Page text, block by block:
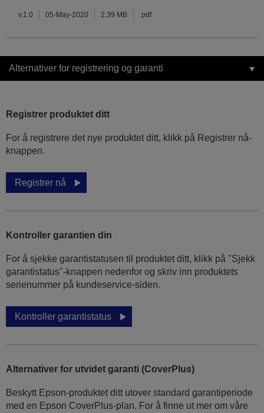
v.1.0 05-May-2020 2.39 MB .pdf
Alternativer for registrering og garanti
Registrer produktet ditt
For å registrere det nye produktet ditt, klikk på Registrer nå-
knappen.
Registrer nå
Kontroller garantien din
For å sjekke garantistatusen til produktet ditt, klikk på "Sjekk
garantistatus"-knappen nedenfor og skriv inn produktets
serienummer på kundeservice-siden.
Kontroller garantistatus
Alternativer for utvidet garanti (CoverPlus)
Beskytt Epson-produktet ditt utover standard garantiperiode
med en Epson CoverPlus-plan. For å finne ut mer om våre